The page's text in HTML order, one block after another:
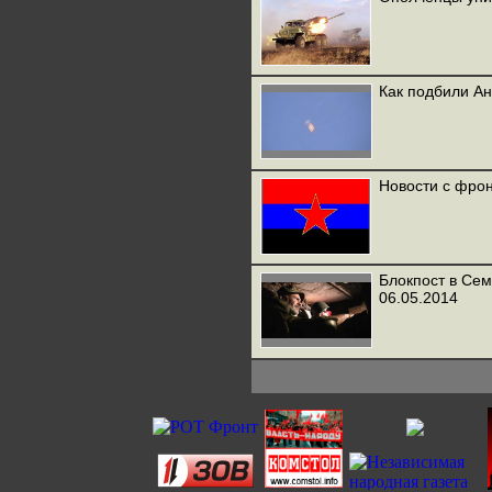
Как подбили
Новости с
Блокпост в
06.05.2014